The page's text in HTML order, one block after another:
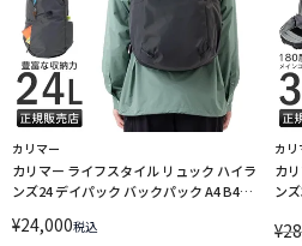
カリマー
カリマー ライフスタイル リュック ハイラ
ンズ24 デイパック バックパック A4 B4
¥24,000税込
カリ
カ
ン
¥